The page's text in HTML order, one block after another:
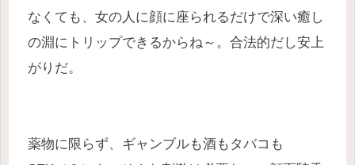
なくても、女の人に顔に座られるだけで深い癒し
の淵にトリップできるからね～。合法的だし安上
がりだ。
薬物に限らず、ギャンブルも酒もタバコも